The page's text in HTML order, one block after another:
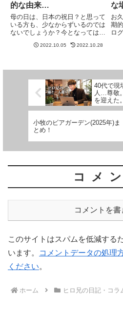
的な由来…
母の日は、日本の祝日？と思って
いる方も、少なからずいるのでは
ないでしょうか？今となっては、
ントとして話題になりますよね！
です… 母の日っていつからで
2022.10.05 2022.10.28
な
お
期
ロ
『
に
た...
40代で現
人…尊敬
を迎えた。
小牧のビアガーデン(2025年)ま
とめ！
コメ
コメントを書
このサイトはスパムを低減する
います。
コメントデータの処理
ください。
ホーム ヒロ兄の日記・コラ